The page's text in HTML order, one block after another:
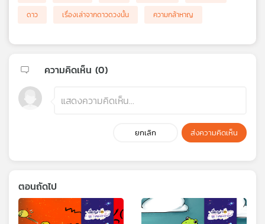
ดาว
เรื่องเล่าจากดาวดวงนั้น ความกล้าหาญ
ความคิดเห็น (0)
ยกเลิก ส่งความคิดเห็น
ตอนถัดไป